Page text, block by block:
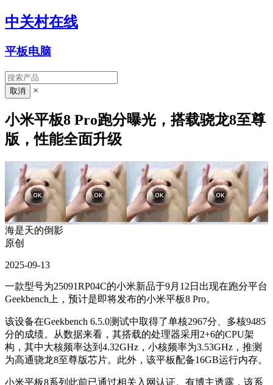
中关村在线
平板电脑
×
小米平板8 Pro跑分曝光，搭载骁龙8至尊
版，性能全面升级
海是天的倒影
原创
2025-09-13
一款型号为25091RP04C的小米新品于9月12日出现在跑分平台
Geekbench上，预计是即将发布的小米平板8 Pro。
该设备在Geekbench 6.5.0测试中取得了单核2967分、多核9485
分的成绩。从数据来看，其搭载的处理器采用2+6的CPU架
构，其中大核频率达到4.32GHz，小核频率为3.53GHz，推测
为高通骁龙8至尊版芯片。此外，该平板配备16GB运行内存。
小米平板8系列此前已通过相关入网认证。有博主透露，该系